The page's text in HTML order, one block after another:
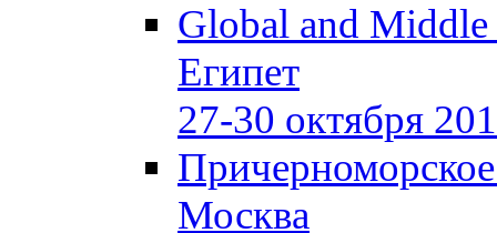
Global and
Египет
27-30 октября
Москва